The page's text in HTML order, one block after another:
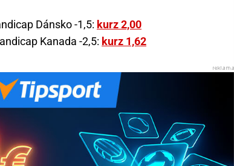
Dánsko -1,5: kurz 2,00
Kanada -2,5: kurz 1,62